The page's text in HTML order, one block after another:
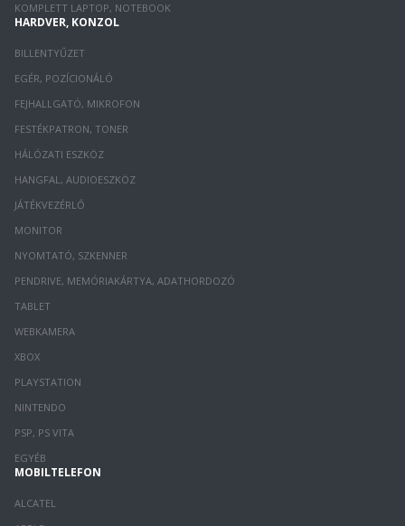
KOMPLETT LAPTOP, NOTEBOOK
HARDVER, KONZOL
BILLENTYŰZET
EGÉR, POZÍCIONÁLÓ
FEJHALLGATÓ, MIKROFON
FESTÉKPATRON, TONER
HÁLÓZATI ESZKÖZ
HANGFAL, AUDIOESZKÖZ
JÁTÉKVEZÉRLŐ
MONITOR
NYOMTATÓ, SZKENNER
PENDRIVE, MEMÓRIAKÁRTYA, ADATHORDOZÓ
TABLET
WEBKAMERA
XBOX
PLAYSTATION
NINTENDO
PSP, PS VITA
EGYÉB
MOBILTELEFON
ALCATEL